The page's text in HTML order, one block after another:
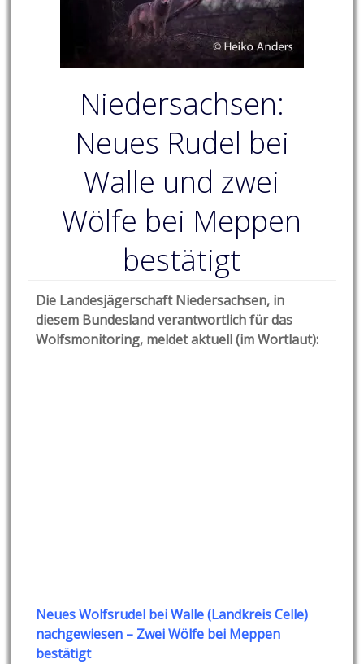
Niedersachsen:
Neues Rudel bei
Walle und zwei
Wölfe bei Meppen
bestätigt
Die Landesjägerschaft Niedersachsen, in
diesem Bundesland verantwortlich für das
Wolfsmonitoring, meldet aktuell (im Wortlaut):
Neues Wolfsrudel bei Walle (Landkreis Celle)
nachgewiesen – Zwei Wölfe bei Meppen
bestätigt